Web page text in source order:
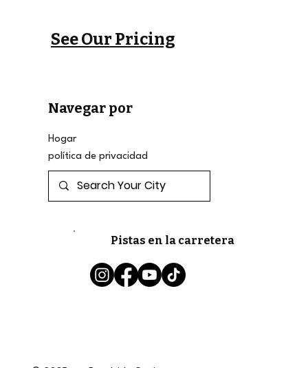
See Our Pricing
Navegar por
Hogar
política de privacidad
Pistas en la carretera